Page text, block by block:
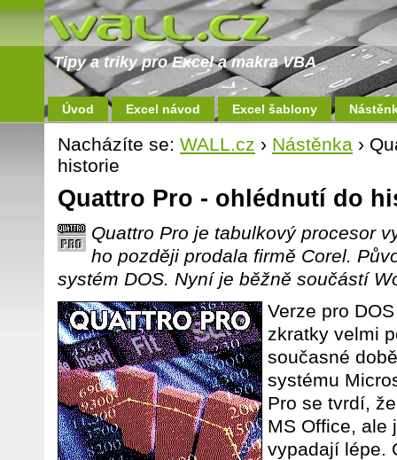
Tipy a triky pro Excel a makra VBA
Úvod Excel návod Excel šablony
Nacházíte se: WALL.cz › Nástěnka ›
historie
Quattro Pro - ohlédnutí do
Quattro Pro je tabulkový procesor
ho později prodala firmě Corel.
systém DOS. Nyní je běžně součástí
Verze pro
zkratky velmi
současné
systému
Pro se tvrdí,
MS Office, ale
vypadají lépe.